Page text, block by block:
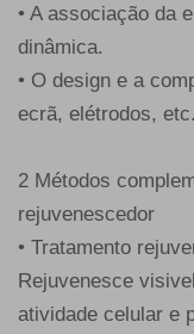
• A associação da
dinâmica.
• O design e a
ecrã, elétrodos,
2 Métodos
rejuvenescedor
• Tratamento
Rejuvenesce
atividade celular e